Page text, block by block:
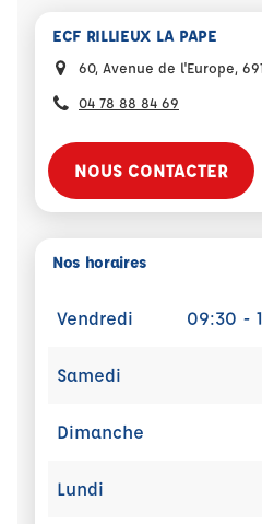
ECF RILLIEUX LA PAPE
60, Avenue de l'Europe,
04 78 88 84 69
NOUS CONTACTER
Nos horaires
Vendredi 09:30 -
Samedi
Dimanche
Lundi